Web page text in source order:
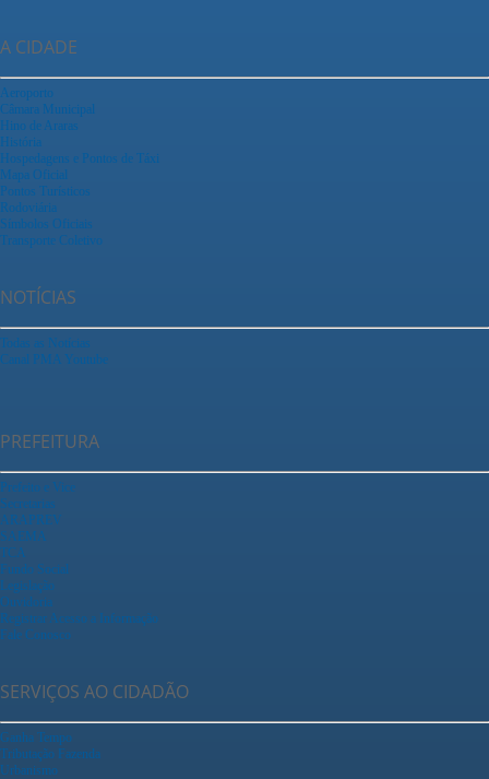
A CIDADE
Aeroporto
Câmara Municipal
Hino de Araras
História
Hospedagens e Pontos de Táxi
Mapa Oficial
Pontos Turísticos
Rodoviária
Símbolos Oficiais
Transporte Coletivo
NOTÍCIAS
Todas as Notícias
Canal PMA Youtube
PREFEITURA
Prefeito e Vice
Secretarias
ARAPREV
SAEMA
TCA
Fundo Social
Legislação
Ouvidoria
Registrar Acesso a Informação
Fale Conosco
SERVIÇOS AO CIDADÃO
Ganha Tempo
Tributação Fazenda
Urbanismo